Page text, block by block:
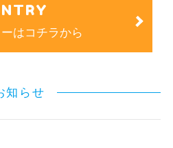
はコチラから
知らせ